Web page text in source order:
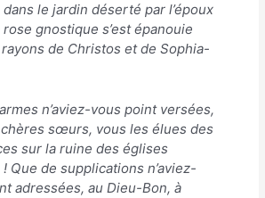
le jardin déserté par l’époux
gnostique s’est épanouie
de Christos et de Sophia-
n’aviez-vous point versées,
sœurs, vous les élues des
sur la ruine des églises
Que de supplications n’aviez-
adressées, au Dieu-Bon, à